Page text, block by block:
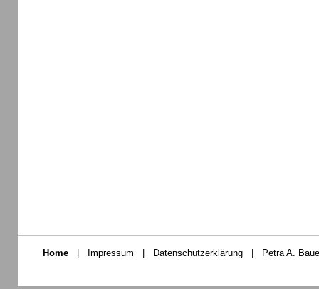
Home Impressum Datenschutzerklärung Petra A.